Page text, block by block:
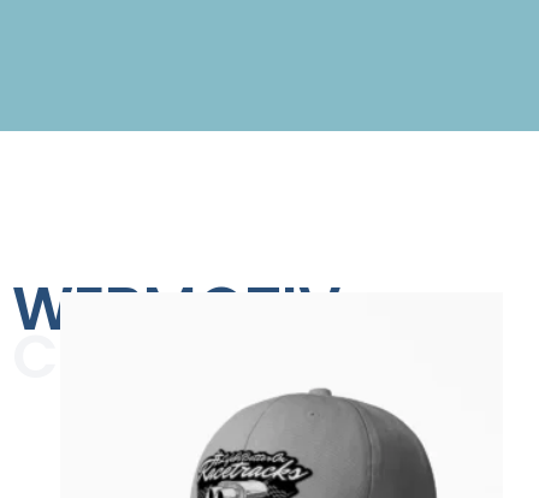
WEBMOTIV
COLLECTION